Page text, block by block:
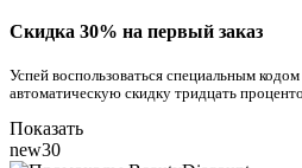
Скидка 30% на первый заказ
Успей воспользоваться специальным
автоматическую скидку тридцать
Показать
new30